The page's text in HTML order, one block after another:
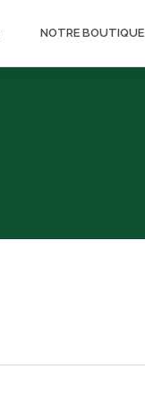
NOTRE BOUTIQUE